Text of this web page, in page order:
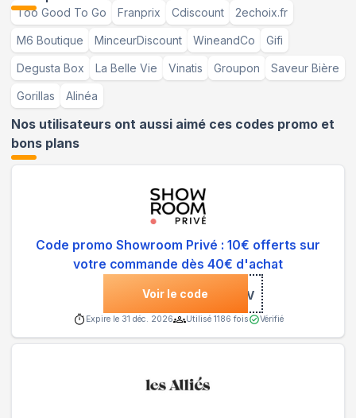
Too Good To Go
Franprix Cdiscount 2echoix.fr
M6 Boutique MinceurDiscount WineandCo Gifi
Degusta Box La Belle Vie Vinatis Groupon Saveur Bière
Gorillas Alinéa
Nos utilisateurs ont aussi aimé ces codes promo et
bons plans
Code promo Showroom Privé : 10€ offerts sur
votre commande dès 40€ d'achat
Voir le code***AE1BV
Expire le 31 déc. 2026 Utilisé 1186 fois Vérifié